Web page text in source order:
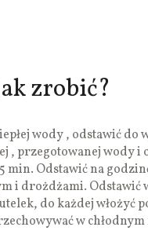
zrobić?
wody , odstawić do
, przegotowanej wody i
min. Odstawić na
i drożdżami. Odstawić
do każdej włożyć
w chłodnym